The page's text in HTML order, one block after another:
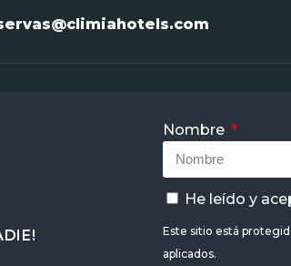
Nombre
He leído y
Este sitio está
aplicados.